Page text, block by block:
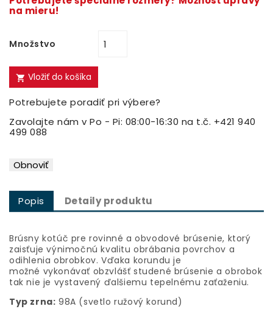
na mieru!
Množstvo
 Vložiť do košíka
Potrebujete poradiť pri výbere?
Zavolajte nám v Po - Pi: 08:00-16:30 na t.č. +421 940
499 088
Popis Detaily produktu
Brúsny kotúč pre rovinné a obvodové brúsenie, ktorý
zaisťuje výnimočnú kvalitu obrábania povrchov a
odihlenia obrobkov. Vďaka korundu je
možné vykonávať obzvlášť studené brúsenie a obrobok
tak nie je vystavený ďalšiemu tepelnému zaťaženiu.
Typ zrna: 98A (svetlo ružový korund)